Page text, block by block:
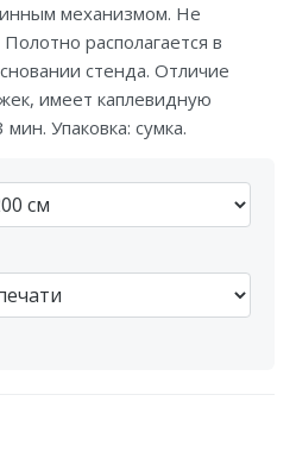
механизмом. Не
располагается в
стенда. Отличие
имеет каплевидную
Упаковка: сумка.